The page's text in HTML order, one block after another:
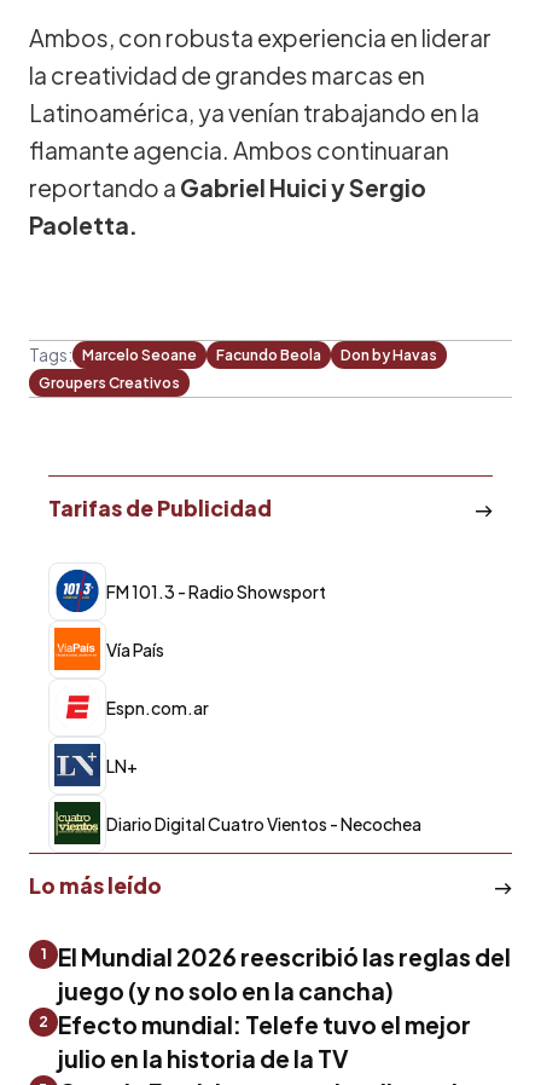
Ambos, con robusta experiencia en liderar
la creatividad de grandes marcas en
Latinoamérica, ya venían trabajando en la
flamante agencia. Ambos continuaran
reportando a Gabriel Huici y Sergio
Paoletta.
Tags: Marcelo Seoane Facundo Beola
Don by Havas
Groupers Creativos
Tarifas de Publicidad
FM 101.3 - Radio Showsport
Vía País
Espn.com.ar
LN+
Diario Digital Cuatro Vientos - Necochea
Lo más leído
1
El Mundial 2026 reescribió las reglas del
juego (y no solo en la cancha)
2
Efecto mundial: Telefe tuvo el mejor
julio en la historia de la TV